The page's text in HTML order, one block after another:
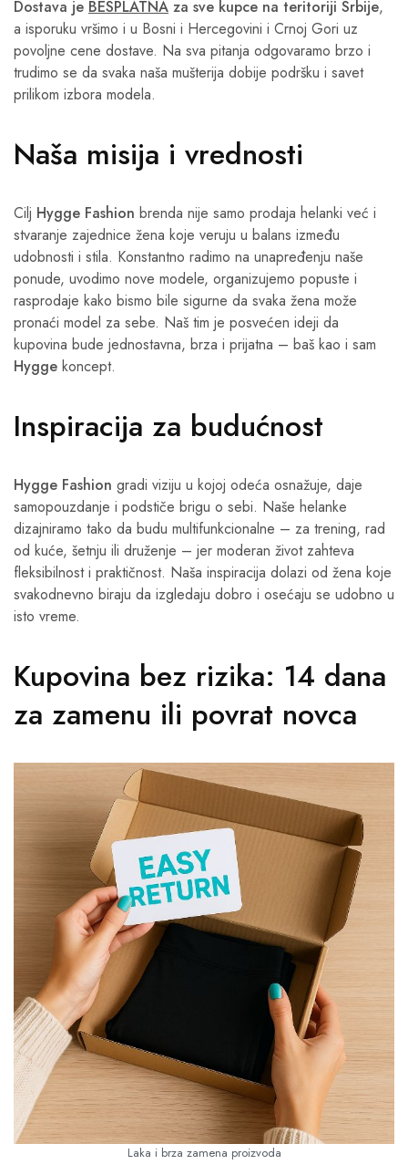
Dostava je BESPLATNA za sve kupce na teritoriji Srbije,
a isporuku vršimo i u Bosni i Hercegovini i Crnoj Gori uz
povoljne cene dostave. Na sva pitanja odgovaramo brzo i
trudimo se da svaka naša mušterija dobije podršku i savet
prilikom izbora modela.
Naša misija i vrednosti
Cilj Hygge Fashion brenda nije samo prodaja helanki već i
stvaranje zajednice žena koje veruju u balans između
udobnosti i stila. Konstantno radimo na unapređenju naše
ponude, uvodimo nove modele, organizujemo popuste i
rasprodaje kako bismo bile sigurne da svaka žena može
pronaći model za sebe. Naš tim je posvećen ideji da
kupovina bude jednostavna, brza i prijatna – baš kao i sam
Hygge koncept.
Inspiracija za budućnost
Hygge Fashion gradi viziju u kojoj odeća osnažuje, daje
samopouzdanje i podstiče brigu o sebi. Naše helanke
dizajniramo tako da budu multifunkcionalne – za trening, rad
od kuće, šetnju ili druženje – jer moderan život zahteva
fleksibilnost i praktičnost. Naša inspiracija dolazi od žena koje
svakodnevno biraju da izgledaju dobro i osećaju se udobno u
isto vreme.
Kupovina bez rizika: 14 dana
za zamenu ili povrat novca
Laka i brza zamena proizvoda